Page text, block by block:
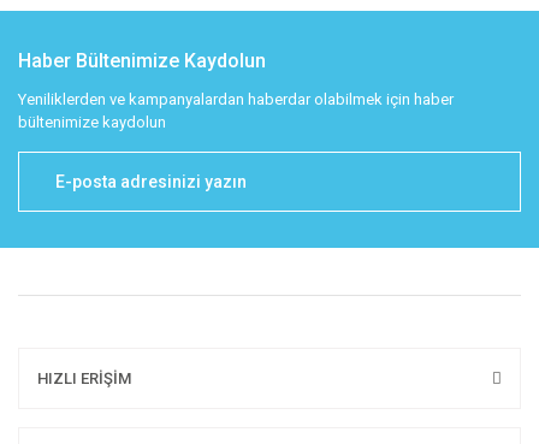
Haber Bültenimize Kaydolun
Yeniliklerden ve kampanyalardan haberdar olabilmek için haber
bültenimize kaydolun
HIZLI ERİŞİM